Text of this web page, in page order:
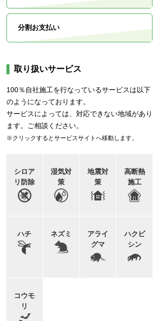
分割お支払い
取り扱いサービス
100％自社施工を行なっているサービスは以下
のようになっております。
サービスによっては、対応できない地域があり
ます。ご相談ください。
※クリックするとサービスサイトへ移動します。
シロア
リ防除
湿気対
策
地震対
策
高断熱
施工
ハチ ネズミ
アライ
グマ
ハクビ
シン
コウモ
リ